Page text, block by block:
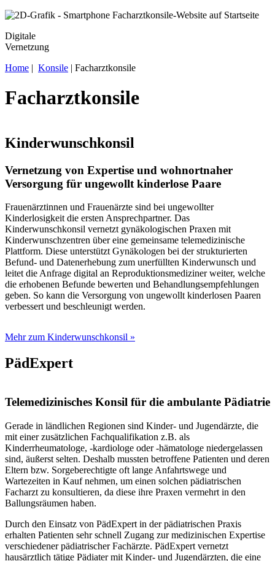
Digitale
Vernetzung
Home | Konsile | Facharztkonsile
Facharztkonsile
Kinderwunschkonsil
Vernetzung von Expertise und wohnortnaher
Versorgung für ungewollt kinderlose Paare
Frauenärztinnen und Frauenärzte sind bei ungewollter
Kinderlosigkeit die ersten Ansprechpartner. Das
Kinderwunschkonsil vernetzt gynäkologischen Praxen mit
Kinderwunschzentren über eine gemeinsame telemedizinische
Plattform. Diese unterstützt Gynäkologen bei der strukturierten
Befund- und Datenerhebung zum unerfüllten Kinderwunsch und
leitet die Anfrage digital an Reproduktionsmediziner weiter, welche
die erhobenen Befunde bewerten und Behandlungsempfehlungen
geben. So kann die Versorgung von ungewollt kinderlosen Paaren
verbessert und beschleunigt werden.
Mehr zum Kinderwunschkonsil »
PädExpert
Telemedizinisches Konsil für die ambulante Pädiatrie
Gerade in ländlichen Regionen sind Kinder- und Jugendärzte, die
mit einer zusätzlichen Fachqualifikation z.B. als
Kinderrheumatologe, -kardiologe oder -hämatologe niedergelassen
sind, äußerst selten. Deshalb mussten betroffene Patienten und deren
Eltern bzw. Sorgeberechtigte oft lange Anfahrtswege und
Wartezeiten in Kauf nehmen, um einen solchen pädiatrischen
Facharzt zu konsultieren, da diese ihre Praxen vermehrt in den
Ballungsräumen haben.
Durch den Einsatz von PädExpert in der pädiatrischen Praxis
erhalten Patienten sehr schnell Zugang zur medizinischen Expertise
verschiedener pädiatrischer Fachärzte. PädExpert vernetzt
hausärztlich tätige Pädiater mit Kinder- und Jugendärzten, die eine